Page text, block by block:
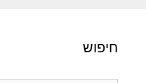
חיפוש